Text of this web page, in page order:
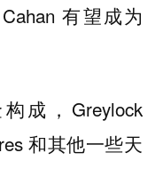
有望成为
成，Greylock
和其他一些天